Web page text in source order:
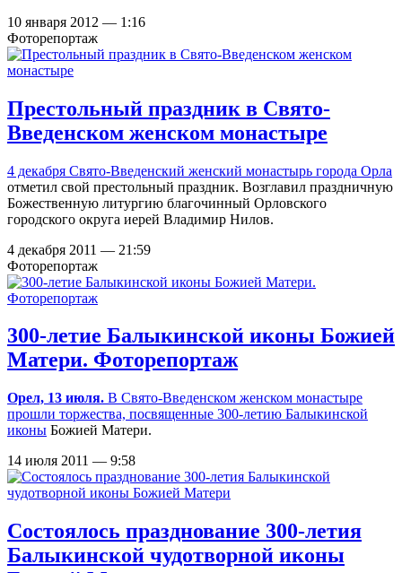
10 января 2012 — 1:16
Фоторепортаж
Престольный праздник в Свято-
Введенском женском монастыре
4 декабря Свято-Введенский женский монастырь города Орла
отметил свой престольный праздник. Возглавил праздничную
Божественную литургию благочинный Орловского
городского округа иерей Владимир Нилов.
4 декабря 2011 — 21:59
Фоторепортаж
300-летие Балыкинской иконы Божией
Матери. Фоторепортаж
Орел, 13 июля. В Свято-Введенском женском монастыре
прошли торжества, посвященные 300-летию Балыкинской
иконы Божией Матери.
14 июля 2011 — 9:58
Состоялось празднование 300-летия
Балыкинской чудотворной иконы